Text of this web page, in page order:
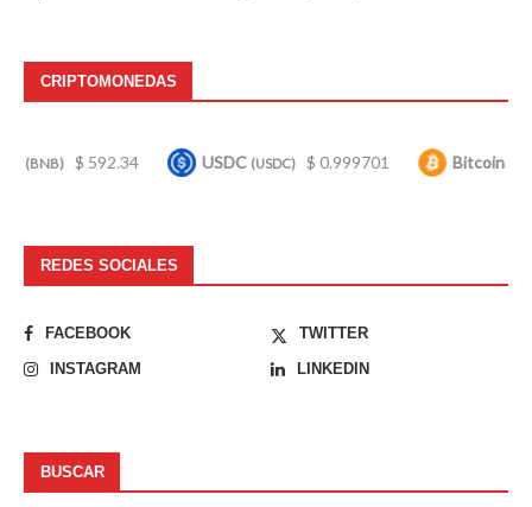
CRIPTOMONEDAS
$ 592.34 USDC(USDC) $ 0.999701 Bitcoin(BTC) $
REDES SOCIALES
FACEBOOK
TWITTER
INSTAGRAM
LINKEDIN
BUSCAR